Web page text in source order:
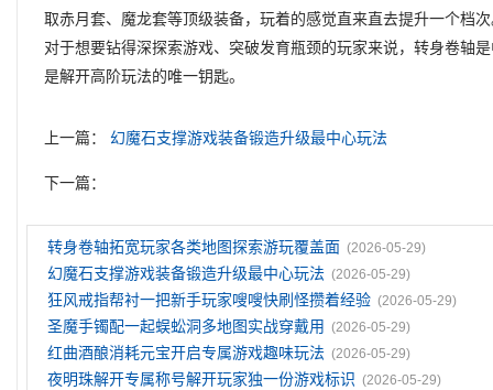
取赤月套、魔龙套等顶级装备，玩着的感觉直来直去提升一个档
对于想要钻得深探索游戏、突破发育瓶颈的玩家来说，转身卷轴
是解开高阶玩法的唯一钥匙。
上一篇：幻魔石支撑游戏装备锻造升级最中心玩法
下一篇：
转身卷轴拓宽玩家各类地图探索游玩覆盖面 (2026-05-29)
幻魔石支撑游戏装备锻造升级最中心玩法 (2026-05-29)
狂风戒指帮衬一把新手玩家嗖嗖快刷怪攒着经验 (2026-05-29)
圣魔手镯配一起蜈蚣洞多地图实战穿戴用 (2026-05-29)
红曲酒酿消耗元宝开启专属游戏趣味玩法 (2026-05-29)
夜明珠解开专属称号解开玩家独一份游戏标识 (2026-05-29)